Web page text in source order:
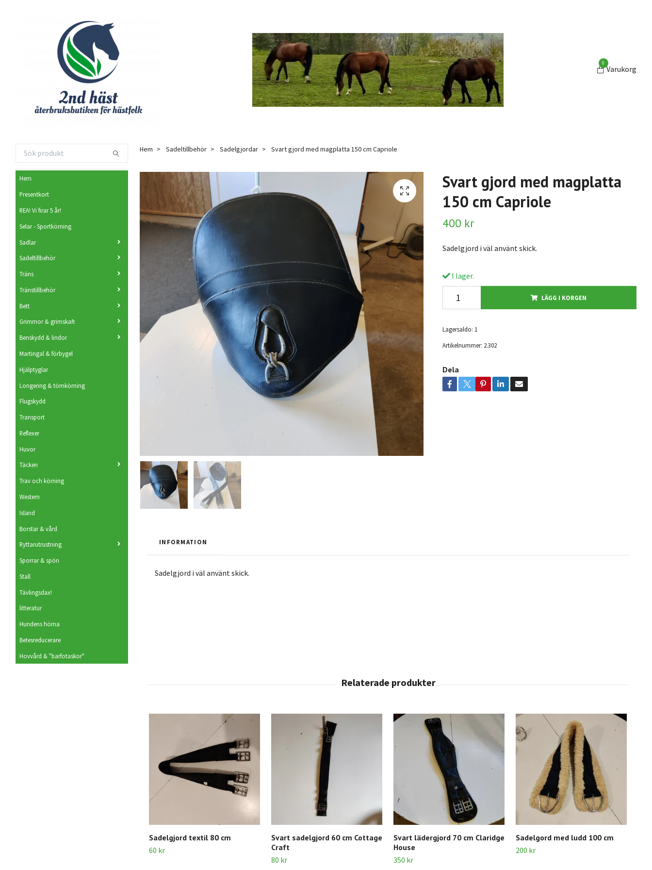
0
Varukorg
Hem
Presentkort
REA! Vi firar 5 år!
Selar - Sportkörning
Sadlar
Sadeltillbehör
Träns
Tränstillbehör
Bett
Grimmor & grimskaft
Benskydd & lindor
Martingal & förbygel
Hjälptyglar
Longering & tömkörning
Flugskydd
Transport
Reflexer
Huvor
Täcken
Trav och körning
Western
Island
Borstar & vård
Ryttarutrustning
Sporrar & spön
Stall
Tävlingsdax!
litteratur
Hundens hörna
Betesreducerare
Hovvård & "barfotaskor"
Hem Sadeltillbehör Sadelgjordar Svart gjord med magplatta 150 cm Capriole
Svart gjord med magplatta
150 cm Capriole
400 kr
Sadelgjord i väl använt skick.
I lager.
LÄGG I KORGEN
Lagersaldo: 1
Artikelnummer: 2.302
Dela
INFORMATION
Sadelgjord i väl använt skick.
Sadelgjord textil 80 cm
60 kr
Svart sadelgjord 60 cm Cottage
Craft
80 kr
Svart lädergjord 70 cm Claridge
House
350 kr
Sadelgord med ludd 100 cm
200 kr